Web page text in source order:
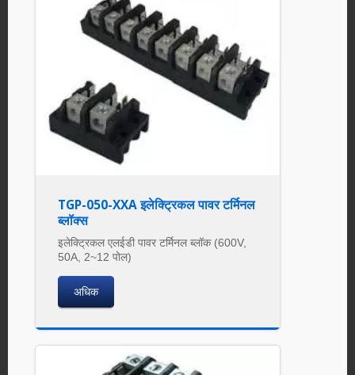
TGP-050-XXA इलेक्ट्रिकल पावर टर्मिनल
ब्लॉक्स
इलेक्ट्रिकल एलईडी पावर टर्मिनल ब्लॉक (600V,
50A, 2~12 पोल)
अधिक